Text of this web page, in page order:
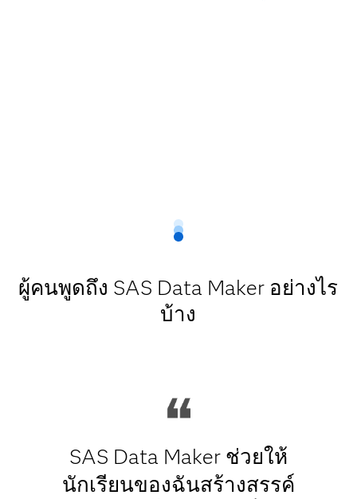
ผู้คนพูดถึง SAS Data Maker อย่างไร
บ้าง
SAS Data Maker ช่วยให้
นักเรียนของฉันสร้างสรรค์